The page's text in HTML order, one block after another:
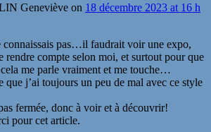
Geneviève on 18 décembre 2023 at 16 h
connaissais pas…il faudrait voir une expo,
rendre compte selon moi, et surtout pour que
me parle vraiment et me touche…
que j’ai toujours un peu de mal avec ce style
fermée, donc à voir et à découvrir!
pour cet article.